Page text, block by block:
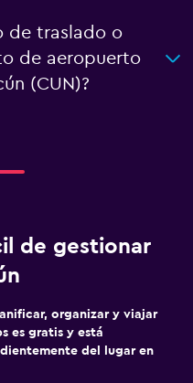
de traslado o
de aeropuerto
(CUN)?
de gestionar
organizar y viajar
es gratis y está
del lugar en